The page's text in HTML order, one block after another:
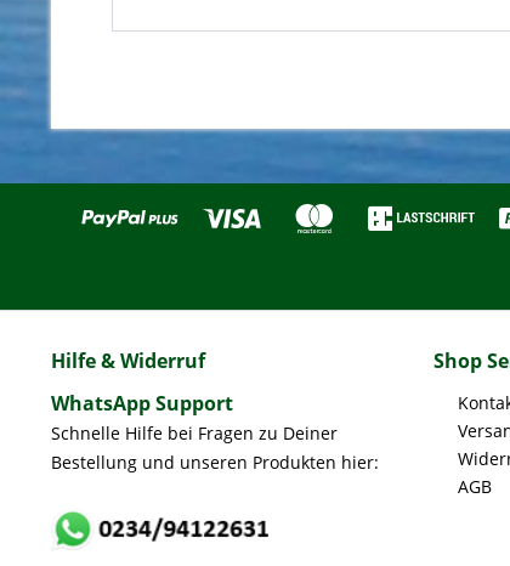
Hilfe & Widerruf
WhatsApp Support
Schnelle Hilfe bei Fragen zu Deiner
Bestellung und unseren Produkten hier:
Shop
AGB